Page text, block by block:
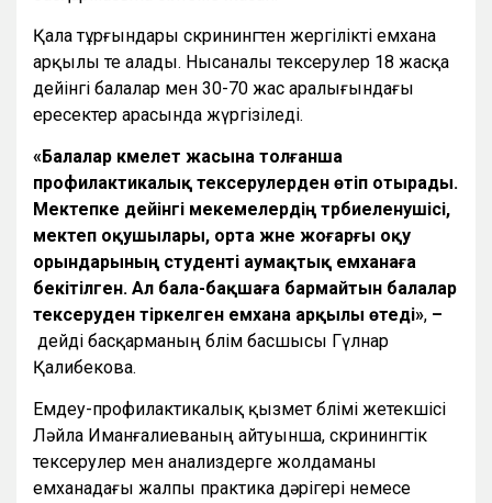
Қала тұрғындары скринингтен жергілікті емхана
арқылы өте алады. Нысаналы тексерулер 18 жасқа
дейінгі балалар мен 30-70 жас аралығындағы
ересектер арасында жүргізіледі.
«Балалар кәмелет жасына толғанша
профилактикалық тексерулерден өтіп отырады.
Мектепке дейінгі мекемелердің тәрбиеленушісі,
мектеп оқушылары, орта және жоғарғы оқу
орындарының студенті аумақтық емханаға
бекітілген. Ал бала-бақшаға бармайтын балалар
тексеруден тіркелген емхана арқылы өтеді», –
дейді басқарманың бөлім басшысы Гүлнар
Қалибекова.
Емдеу-профилактикалық қызмет бөлімі жетекшісі
Ләйла Иманғалиеваның айтуынша, скринингтік
тексерулер мен анализдерге жолдаманы
емханадағы жалпы практика дәрігері немесе